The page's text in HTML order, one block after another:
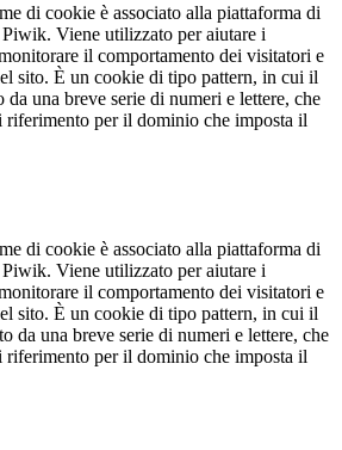
di cookie è associato alla piattaforma di
Viene utilizzato per aiutare i
il comportamento dei visitatori e
sito. È un cookie di tipo pattern, in cui il
una breve serie di numeri e lettere, che
riferimento per il dominio che imposta il
di cookie è associato alla piattaforma di
Viene utilizzato per aiutare i
il comportamento dei visitatori e
sito. È un cookie di tipo pattern, in cui il
da una breve serie di numeri e lettere, che
riferimento per il dominio che imposta il